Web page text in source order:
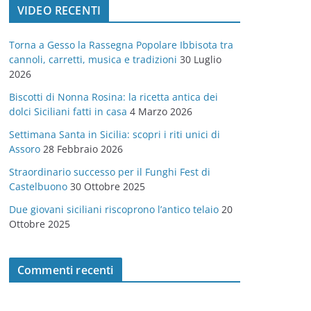
o
r
e
VIDEO RECENTI
Torna a Gesso la Rassegna Popolare Ibbisota tra
cannoli, carretti, musica e tradizioni 30 Luglio
2026
Biscotti di Nonna Rosina: la ricetta antica dei
dolci Siciliani fatti in casa 4 Marzo 2026
Settimana Santa in Sicilia: scopri i riti unici di
Assoro 28 Febbraio 2026
Straordinario successo per il Funghi Fest di
Castelbuono 30 Ottobre 2025
Due giovani siciliani riscoprono l’antico telaio 20
Ottobre 2025
Commenti recenti